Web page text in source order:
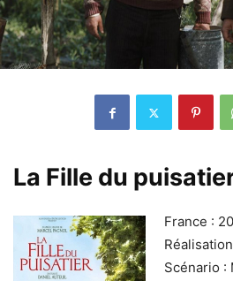
La Fille du
France :
Scénario :